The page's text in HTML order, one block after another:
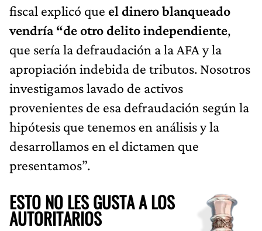
fiscal explicó que el dinero blanqueado
vendría “de otro delito independiente,
que sería la defraudación a la AFA y la
apropiación indebida de tributos. Nosotros
investigamos lavado de activos
provenientes de esa defraudación según la
hipótesis que tenemos en análisis y la
desarrollamos en el dictamen que
presentamos”.
ESTO NO LES GUSTA A LOS
AUTORITARIOS